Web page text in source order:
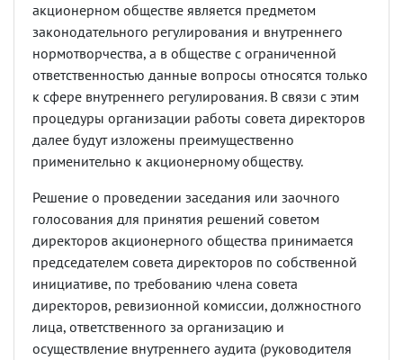
акционерном обществе является предметом
законодательного регулирования и внутреннего
нормотворчества, а в обществе с ограниченной
ответственностью данные вопросы относятся только
к сфере внутреннего регулирования. В связи с этим
процедуры организации работы совета директоров
далее будут изложены преимущественно
применительно к акционерному обществу.
Решение о проведении заседания или заочного
голосования для принятия решений советом
директоров акционерного общества принимается
председателем совета директоров по собственной
инициативе, по требованию члена совета
директоров, ревизионной комиссии, должностного
лица, ответственного за организацию и
осуществление внутреннего аудита (руководителя